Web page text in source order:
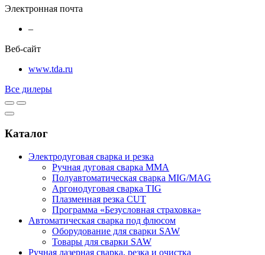
Электронная почта
–
Веб-сайт
www.tda.ru
Все дилеры
Каталог
Электродуговая сварка и резка
Ручная дуговая сварка MMA
Полуавтоматическая сварка MIG/MAG
Аргонодуговая сварка TIG
Плазменная резка CUT
Программа «Безусловная страховка»
Автоматическая сварка под флюсом
Оборудование для сварки SAW
Товары для сварки SAW
Ручная лазерная сварка, резка и очистка